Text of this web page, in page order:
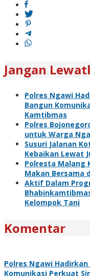
Jangan
Polres Ngawi
Bangun
Kamtibmas
Polres
untuk Warga
Susuri Jalanan
Kebaikan Lewat
Polresta Malang
Makan Bersama
Aktif Dalam
Kelompok Tani
Komentar
Polres Ngawi
Komunikasi Perkuat